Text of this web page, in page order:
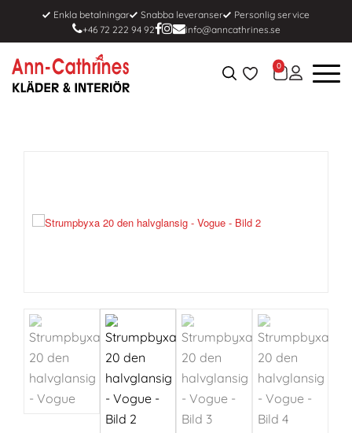
+46 72 222 94 92
Enkla betalningar Snabba leveranser
Personlig service
info@anncathrines.se
0